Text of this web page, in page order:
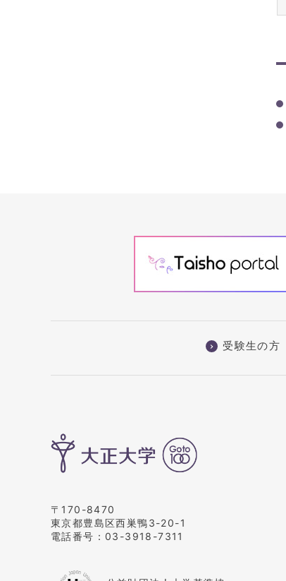
受験生の方
〒170-8470
東京都豊島区西巣鴨3-20-1
電話番号： 03-3918-7311